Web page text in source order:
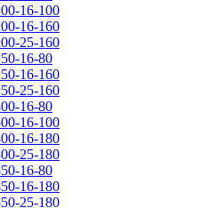
16-100
16-160
25-160
16-80
16-160
25-160
16-80
16-100
16-180
25-180
16-80
16-180
25-180